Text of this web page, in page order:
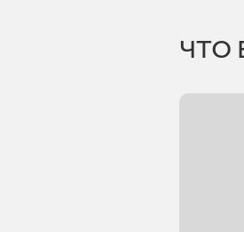
ЧТО